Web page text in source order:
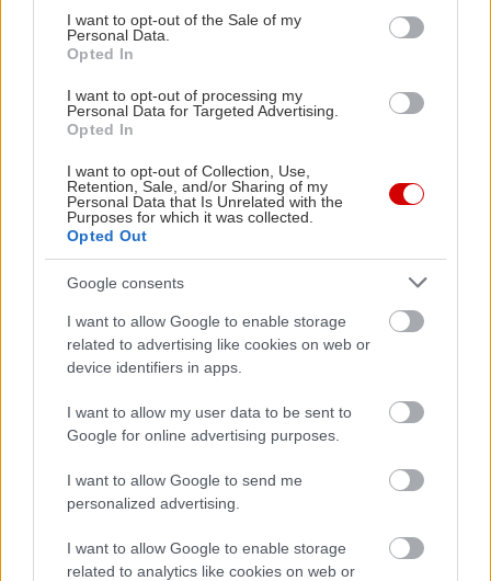
consent section.
I want to opt-out of the Sale of my
Personal Data.
Opted In
I want to opt-out of processing my
Personal Data for Targeted Advertising.
Opted In
I want to opt-out of Collection, Use,
Retention, Sale, and/or Sharing of my
Personal Data that Is Unrelated with the
Purposes for which it was collected.
Opted Out
Google consents
I want to allow Google to enable storage
related to advertising like cookies on web or
device identifiers in apps.
I want to allow my user data to be sent to
Google for online advertising purposes.
I want to allow Google to send me
personalized advertising.
I want to allow Google to enable storage
related to analytics like cookies on web or
το πρωτοποριακό και το αληθινό. Είναι κοινωνική
αλλά όχι προβλέψιμη, φιλική αλλά όχι δεδομένη.
Θέλει σύντροφο που να τη σέβεται, να την
εμπνέει και να μη φοβάται τη μοναδικότητά της.
Δεν αντέχει την κτητικότητα, τη ζήλια ή τις
συναισθηματικές εξαρτήσεις. Η αγάπη για εκείνη
είναι συντροφικότητα, ειλικρίνεια και κοινό
όραμα. Όταν νιώσει ότι μπορεί να είναι ο εαυτός
της χωρίς περιορισμούς, γίνεται σταθερή, πιστή
και βαθιά υποστηρικτική.
Αυτό που την κάνει μοναδική είναι η αίσθηση
ελευθερίας που προσφέρει. Η γυναίκα Υδροχόος
δεν σε εγκλωβίζει — σε απελευθερώνει. Είναι η
σύντροφος που σε ωθεί να εξελιχθείς, να σκεφτείς
αλλιώς και να ζήσεις με περισσότερη αλήθεια.
Μαζί της, η αγάπη δεν περιορίζει· ανοίγει
δρόμους.